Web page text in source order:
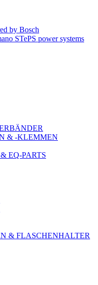
by Bosch
STePS power systems
& -KLEMMEN
EQ-PARTS
& FLASCHENHALTER